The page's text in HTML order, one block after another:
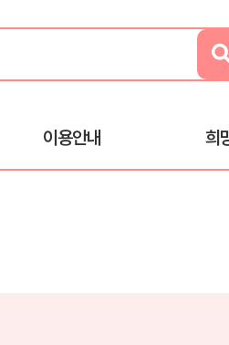
이용안내 희